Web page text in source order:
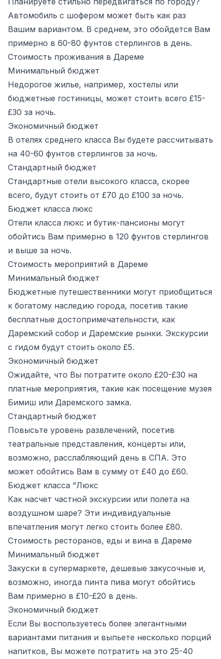
Автомобиль с шофером может быть как раз
Вашим вариантом. В среднем, это обойдется Вам
примерно в 60-80 фунтов стерлингов в день.
Стоимость проживания в Дареме
Минимальный бюджет
Недорогое жилье, например, хостелы или
бюджетные гостиницы, может стоить всего £15-
£30 за ночь.
Экономичный бюджет
В отелях среднего класса Вы будете рассчитывать
на 40-60 фунтов стерлингов за ночь.
Стандартный бюджет
Стандартные отели высокого класса, скорее
всего, будут стоить от £70 до £100 за ночь.
Бюджет класса люкс
Отели класса люкс и бутик-пансионы могут
обойтись Вам примерно в 120 фунтов стерлингов
и выше за ночь.
Стоимость мероприятий в Дареме
Минимальный бюджет
Бюджетные путешественники могут приобщиться
к богатому наследию города, посетив такие
бесплатные достопримечательности, как
Даремский собор и Даремские рынки. Экскурсии
с гидом будут стоить около £5.
Экономичный бюджет
Ожидайте, что Вы потратите около £20-£30 на
платные мероприятия, такие как посещение музея
Бимиш или Даремского замка.
Стандартный бюджет
Повысьте уровень развлечений, посетив
театральные представления, концерты или,
возможно, расслабляющий день в СПА. Это
может обойтись Вам в сумму от £40 до £60.
Бюджет класса "Люкс
Как насчет частной экскурсии или полета на
воздушном шаре? Эти индивидуальные
впечатления могут легко стоить более £80.
Стоимость ресторанов, еды и вина в Дареме
Минимальный бюджет
Закуски в супермаркете, дешевые закусочные и,
возможно, иногда пинта пива могут обойтись
Вам примерно в £10-£20 в день.
Экономичный бюджет
Если Вы воспользуетесь более элегантными
вариантами питания и выпьете несколько порций
напитков, Вы можете потратить на это 25-40